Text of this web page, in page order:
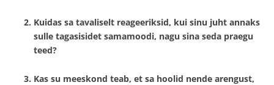
Kuidas sa tavaliselt reageeriksid, kui sinu juht annaks
sulle tagasisidet samamoodi, nagu sina seda praegu
teed?
Kas su meeskond teab, et sa hoolid nende arengust,